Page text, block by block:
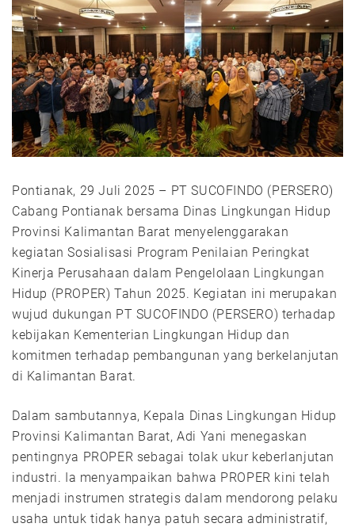
Pontianak, 29 Juli 2025 – PT SUCOFINDO (PERSERO)
Cabang Pontianak bersama Dinas Lingkungan Hidup
Provinsi Kalimantan Barat menyelenggarakan
kegiatan Sosialisasi Program Penilaian Peringkat
Kinerja Perusahaan dalam Pengelolaan Lingkungan
Hidup (PROPER) Tahun 2025. Kegiatan ini merupakan
wujud dukungan PT SUCOFINDO (PERSERO) terhadap
kebijakan Kementerian Lingkungan Hidup dan
komitmen terhadap pembangunan yang berkelanjutan
di Kalimantan Barat.
Dalam sambutannya, Kepala Dinas Lingkungan Hidup
Provinsi Kalimantan Barat, Adi Yani menegaskan
pentingnya PROPER sebagai tolak ukur keberlanjutan
industri. Ia menyampaikan bahwa PROPER kini telah
menjadi instrumen strategis dalam mendorong pelaku
usaha untuk tidak hanya patuh secara administratif,